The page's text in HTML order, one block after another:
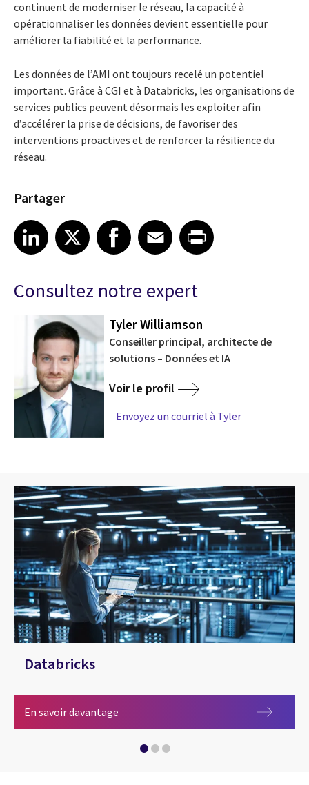
continuent de moderniser le réseau, la capacité à
opérationnaliser les données devient essentielle pour
améliorer la fiabilité et la performance.
Les données de l’AMI ont toujours recelé un potentiel
important. Grâce à CGI et à Databricks, les organisations de
services publics peuvent désormais les exploiter afin
d’accélérer la prise de décisions, de favoriser des
interventions proactives et de renforcer la résilience du
réseau.
Partager
Share article on LinkedIn
LinkedIn
Share article on XShare article on Facebook
Facebook
Share article on Email
EmailShare article on Print
Consultez notre expert
Tyler Williamson
Conseiller principal, architecte de
solutions – Données et IA
Voir le profil
Envoyez un courriel à Tyler
Databricks
En savoir davantage